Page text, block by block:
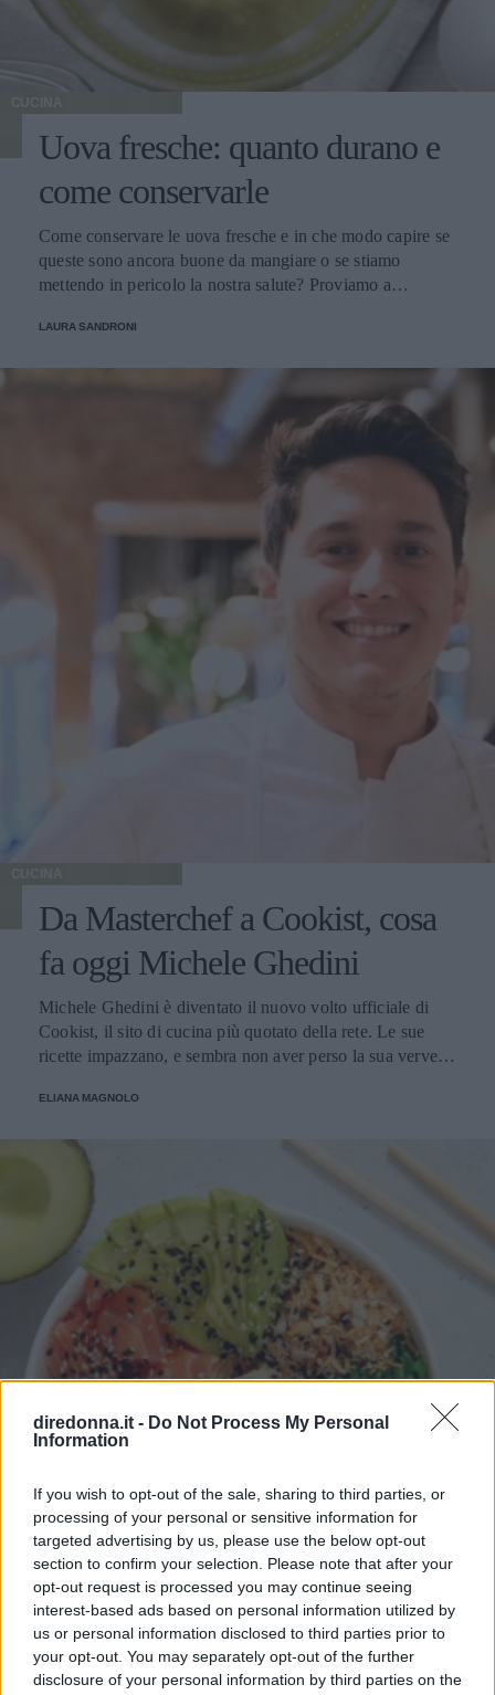
diredonna.it - Do Not Process My Personal
Information
If you wish to opt-out of the sale, sharing to third parties, or
processing of your personal or sensitive information for
targeted advertising by us, please use the below opt-out
section to confirm your selection. Please note that after your
opt-out request is processed you may continue seeing
interest-based ads based on personal information utilized by
us or personal information disclosed to third parties prior to
your opt-out. You may separately opt-out of the further
disclosure of your personal information by third parties on the
CUCINA
Uova fresche: quanto durano e
come conservarle
Come conservare le uova fresche e in che modo capire se
queste sono ancora buone da mangiare o se stiamo
mettendo in pericolo la nostra salute? Proviamo a
LAURA SANDRONI
CUCINA
Da Masterchef a Cookist, cosa
fa oggi Michele Ghedini
Michele Ghedini è diventato il nuovo volto ufficiale di
Cookist, il sito di cucina più quotato della rete. Le sue
ricette impazzano, e sembra non aver perso la sua verve
veramente stupendo.
ELIANA MAGNOLO